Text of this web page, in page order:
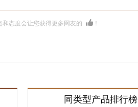
和态度会让您获得更多网友的 ！
同类型产品排行榜